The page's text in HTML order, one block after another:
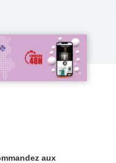
aux